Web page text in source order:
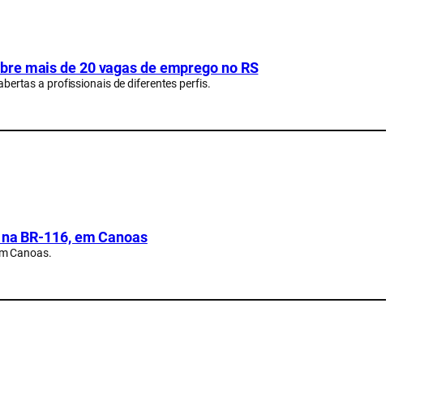
mais de 20 vagas de emprego no RS
a profissionais de diferentes perfis.
BR-116, em Canoas
Canoas.